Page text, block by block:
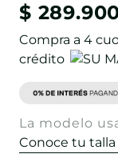
$ 289.
Compra a 4
crédito
La modelo
Conoce tu